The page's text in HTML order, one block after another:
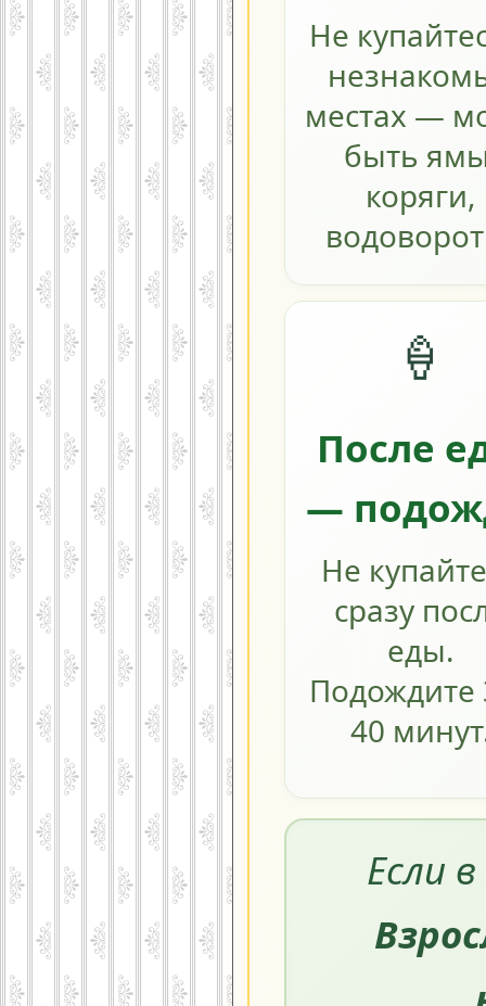
Не
местах —
быть
коряги,
🍦
После
—
Не
сразу
еды.
Подождите
40
Если